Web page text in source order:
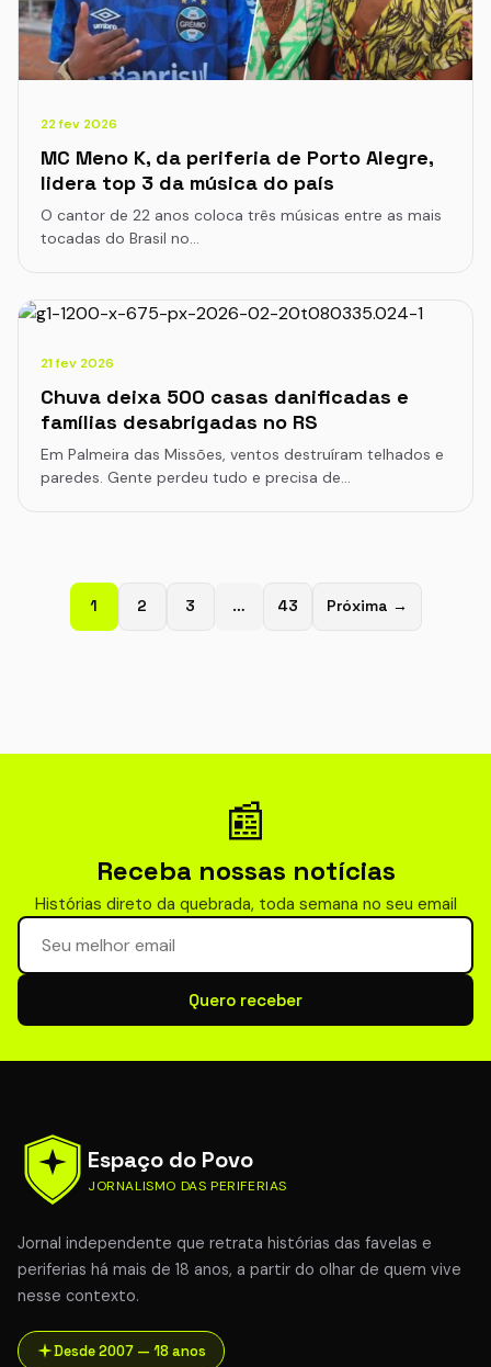
22 fev 2026
MC Meno K, da periferia de Porto Alegre,
lidera top 3 da música do país
O cantor de 22 anos coloca três músicas entre as mais
tocadas do Brasil no…
21 fev 2026
Chuva deixa 500 casas danificadas e
famílias desabrigadas no RS
Em Palmeira das Missões, ventos destruíram telhados e
paredes. Gente perdeu tudo e precisa de…
1 2 3 … 43 Próxima →
📰
Receba nossas notícias
Histórias direto da quebrada, toda semana no seu email
Seu email para newsletter
Quero receber
Espaço do Povo
JORNALISMO DAS PERIFERIAS
Jornal independente que retrata histórias das favelas e
periferias há mais de 18 anos, a partir do olhar de quem vive
nesse contexto.
Desde 2007 — 18 anos